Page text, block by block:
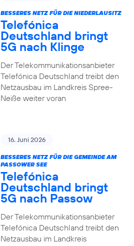
BESSERES NETZ FÜR DIE NIEDERLAUSITZ
Telefónica
Deutschland bringt
5G nach Klinge
Der Telekommunikationsanbieter
Telefónica Deutschland treibt den
Netzausbau im Landkreis Spree-
Neiße weiter voran
16. Juni 2026
BESSERES NETZ FÜR DIE GEMEINDE AM
PASSOWER SEE
Telefónica
Deutschland bringt
5G nach Passow
Der Telekommunikationsanbieter
Telefónica Deutschland treibt den
Netzausbau im Landkreis